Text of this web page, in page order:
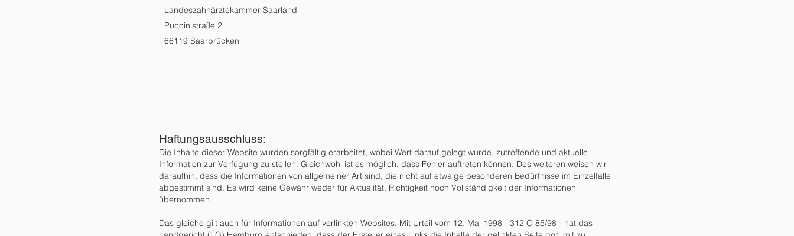
Landeszahnärztekammer Saarland
Puccinistraße 2
66119 Saarbrücken
Haftungsausschluss:
Die Inhalte dieser Website wurden sorgfältig erarbeitet, wobei Wert darauf gelegt wurde, zutreffende und aktuelle
Information zur Verfügung zu stellen. Gleichwohl ist es möglich, dass Fehler auftreten können. Des weiteren weisen wir
daraufhin, dass die Informationen von allgemeiner Art sind, die nicht auf etwaige besonderen Bedürfnisse im Einzelfalle
abgestimmt sind. Es wird keine Gewähr weder für Aktualität, Richtigkeit noch Vollständigkeit der Informationen
übernommen.
Das gleiche gilt auch für Informationen auf verlinkten Websites. Mit Urteil vom 12. Mai 1998 - 312 O 85/98 - hat das